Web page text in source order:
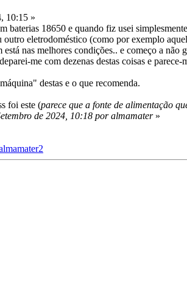
10:15 »
baterias 18650 e quando fiz usei
outro eletrodoméstico (como por exemplo
está nas melhores condições.. e começo a
me com dezenas destas coisas e
destas e o que recomenda.
foi este (parece que a fonte de alimentação
de 2024, 10:18 por almamater»